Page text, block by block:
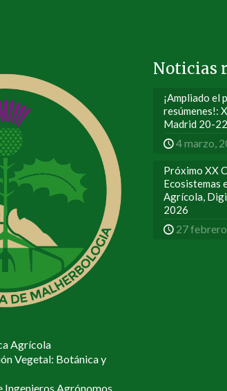
Agrícola
Vegetal: Botánica y
Ingenieros Agrónomos
Noticias
¡Ampliado el
resúmenes!:
Madrid 20-
4 marzo,
Próximo XX
Ecosistemas
Agrícola,
2026
27